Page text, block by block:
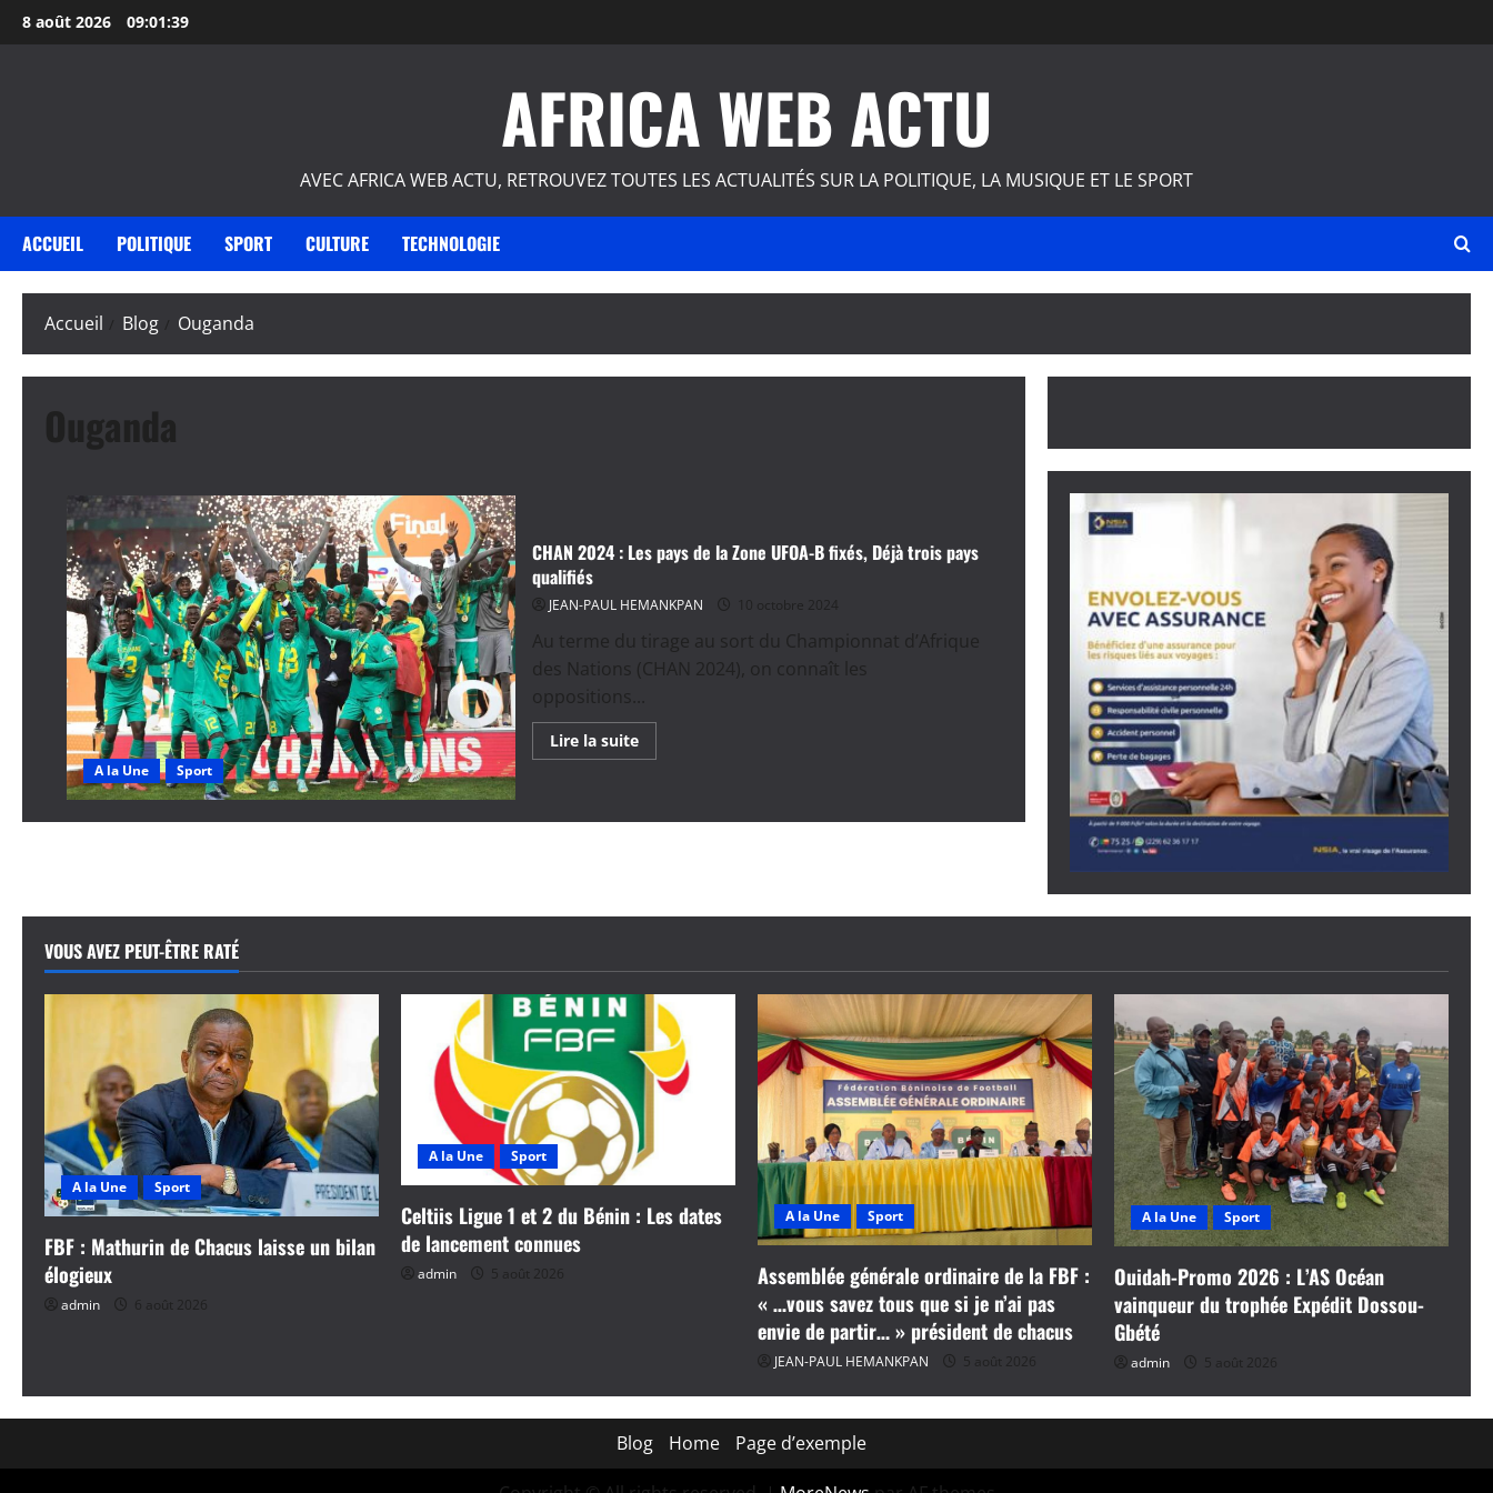
Aller
au
8 août 2026 09:01:39
AFRICA WEB ACTU
AVEC AFRICA WEB ACTU, RETROUVEZ TOUTES LES ACTUALITÉS SUR LA POLITIQUE, LA MUSIQUE ET LE SPORT
ACCUEIL POLITIQUE SPORT CULTURE TECHNOLOGIE
Accueil Blog Ouganda
Ouganda
A la Une Sport
CHAN 2024 : Les pays de la Zone UFOA-B fixés, Déjà trois pays
qualifiés
JEAN-PAUL HEMANKPAN 10 octobre 2024
Au terme du tirage au sort du Championnat d’Afrique
des Nations (CHAN 2024), on connaît les
oppositions...
Lire la suiteEn
savoir
2024
Déjà
pays
qualifiés
VOUS AVEZ PEUT-ÊTRE RATÉ
A la Une Sport
FBF : Mathurin de Chacus laisse un bilan
élogieux
admin 6 août 2026
A la Une Sport
Celtiis Ligue 1 et 2 du Bénin : Les dates
de lancement connues
admin 5 août 2026
A la Une Sport
Assemblée générale ordinaire de la FBF :
« …vous savez tous que si je n’ai pas
envie de partir… » président de chacus
JEAN-PAUL HEMANKPAN 5 août 2026
A la Une Sport
Ouidah-Promo 2026 : L’AS Océan
vainqueur du trophée Expédit Dossou-
Gbété
admin 5 août 2026
Blog Home Page d’exemple